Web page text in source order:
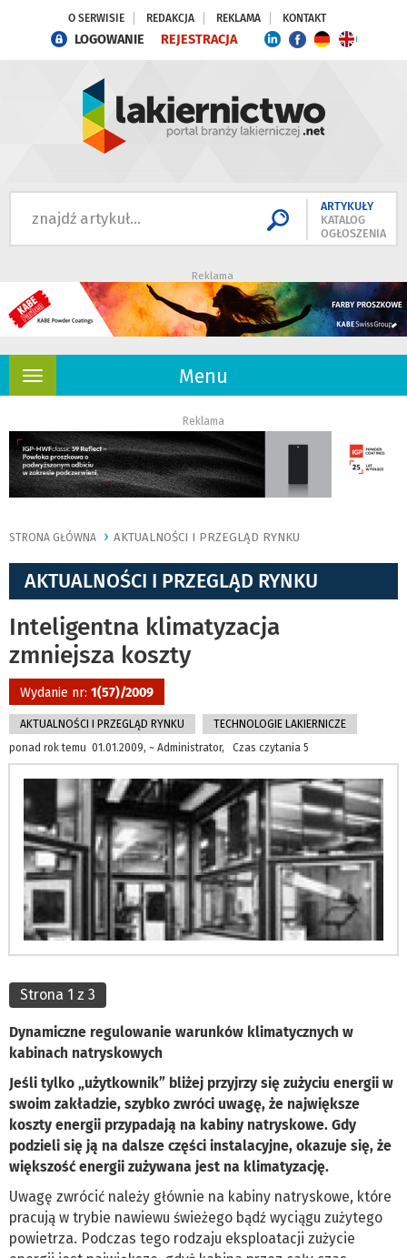
O SERWISIE REDAKCJA REKLAMA KONTAKT
LOGOWANIE REJESTRACJA
ARTYKUŁY
KATALOG
OGŁOSZENIA
Reklama
Menu
Rozwiń
Reklama
STRONA GŁÓWNA AKTUALNOŚCI I PRZEGLĄD RYNKU
AKTUALNOŚCI I PRZEGLĄD RYNKU
Inteligentna klimatyzacja
zmniejsza koszty
Wydanie nr: 1(57)/2009
AKTUALNOŚCI I PRZEGLĄD RYNKU
TECHNOLOGIE LAKIERNICZE
ponad rok temu 01.01.2009, ~ Administrator, Czas czytania 5
Strona 1 z 3
Dynamiczne regulowanie warunków klimatycznych w
kabinach natryskowych
Jeśli tylko „użytkownik” bliżej przyjrzy się zużyciu energii w
swoim zakładzie, szybko zwróci uwagę, że największe
koszty energii przypadają na kabiny natryskowe. Gdy
podzieli się ją na dalsze części instalacyjne, okazuje się, że
większość energii zużywana jest na klimatyzację.
Uwagę zwrócić należy głównie na kabiny natryskowe, które
pracują w trybie nawiewu świeżego bądź wyciągu zużytego
powietrza. Podczas tego rodzaju eksploatacji zużycie